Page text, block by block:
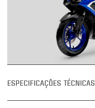
ESPECIFICAÇÕES TÉCNICAS